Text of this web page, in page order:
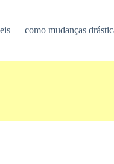
— como mudanças